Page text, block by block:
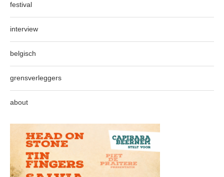
festival
interview
belgisch
grensverleggers
about